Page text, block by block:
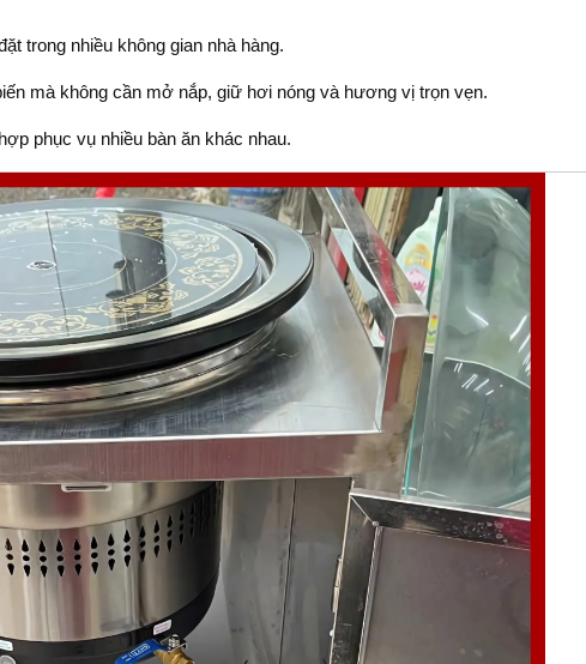
trong nhiều không gian nhà hàng.
mà không cần mở nắp, giữ hơi nóng và hương vị trọn vẹn.
phục vụ nhiều bàn ăn khác nhau.